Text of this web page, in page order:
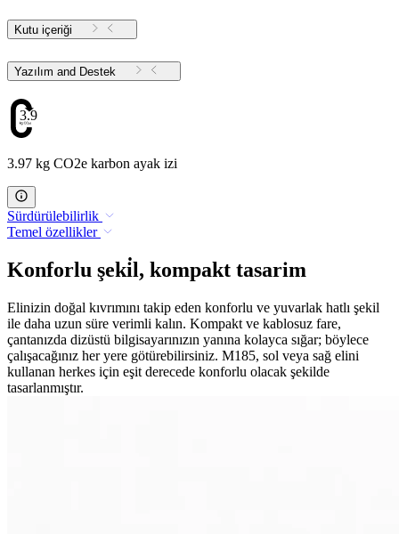
Kutu içeriği
Yazılım and Destek
3.97
3.97 kg CO2e karbon ayak izi
Sürdürülebilirlik
Temel özellikler
Konforlu şeki̇l, kompakt tasarim
Elinizin doğal kıvrımını takip eden konforlu ve yuvarlak hatlı şekil
ile daha uzun süre verimli kalın. Kompakt ve kablosuz fare,
çantanızda dizüstü bilgisayarınızın yanına kolayca sığar; böylece
çalışacağınız her yere götürebilirsiniz. M185, sol veya sağ elini
kullanan herkes için eşit derecede konforlu olacak şekilde
tasarlanmıştır.